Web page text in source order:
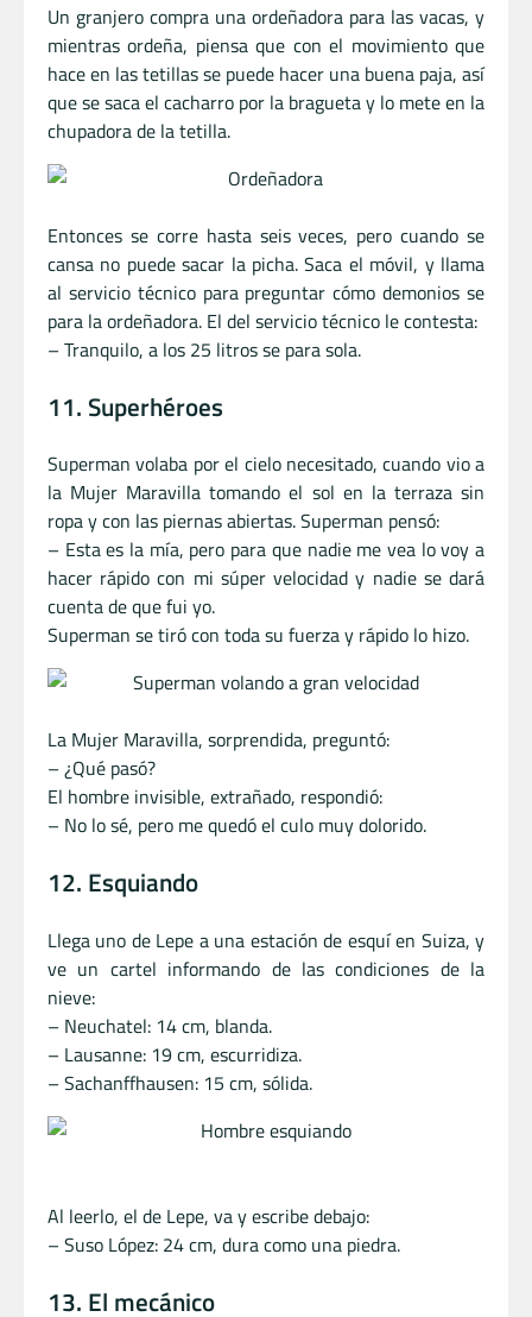
Un granjero compra una ordeñadora para las vacas, y
mientras ordeña, piensa que con el movimiento que
hace en las tetillas se puede hacer una buena paja, así
que se saca el cacharro por la bragueta y lo mete en la
chupadora de la tetilla.
Entonces se corre hasta seis veces, pero cuando se
cansa no puede sacar la picha. Saca el móvil, y llama
al servicio técnico para preguntar cómo demonios se
para la ordeñadora. El del servicio técnico le contesta:
– Tranquilo, a los 25 litros se para sola.
11. Superhéroes
Superman volaba por el cielo necesitado, cuando vio a
la Mujer Maravilla tomando el sol en la terraza sin
ropa y con las piernas abiertas. Superman pensó:
– Esta es la mía, pero para que nadie me vea lo voy a
hacer rápido con mi súper velocidad y nadie se dará
cuenta de que fui yo.
Superman se tiró con toda su fuerza y rápido lo hizo.
La Mujer Maravilla, sorprendida, preguntó:
– ¿Qué pasó?
El hombre invisible, extrañado, respondió:
– No lo sé, pero me quedó el culo muy dolorido.
12. Esquiando
Llega uno de Lepe a una estación de esquí en Suiza, y
ve un cartel informando de las condiciones de la
nieve:
– Neuchatel: 14 cm, blanda.
– Lausanne: 19 cm, escurridiza.
– Sachanffhausen: 15 cm, sólida.
Al leerlo, el de Lepe, va y escribe debajo:
– Suso López: 24 cm, dura como una piedra.
13. El mecánico